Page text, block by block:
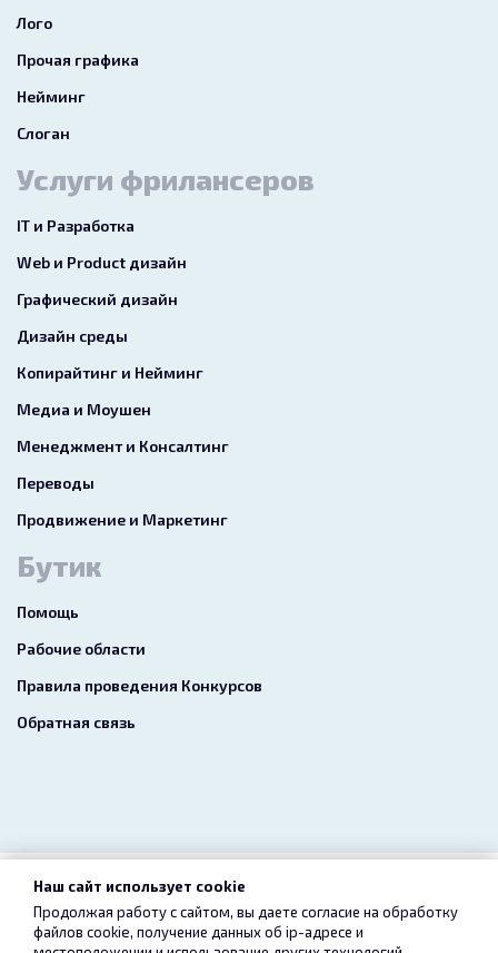
Лого
Прочая графика
Нейминг
Слоган
Услуги фрилансеров
IT и Разработка
Web и Product дизайн
Графический дизайн
Дизайн среды
Копирайтинг и Нейминг
Медиа и Моушен
Менеджмент и Консалтинг
Переводы
Продвижение и Маркетинг
Бутик
Помощь
Рабочие области
Правила проведения Конкурсов
Обратная связь
2026 freelance.boutique
Пользовательское соглашение Конфиденциальность
Наш сайт использует cookie
Продолжая работу с сайтом, вы даете согласие на обработку
файлов cookie, получение данных об ip-адресе и